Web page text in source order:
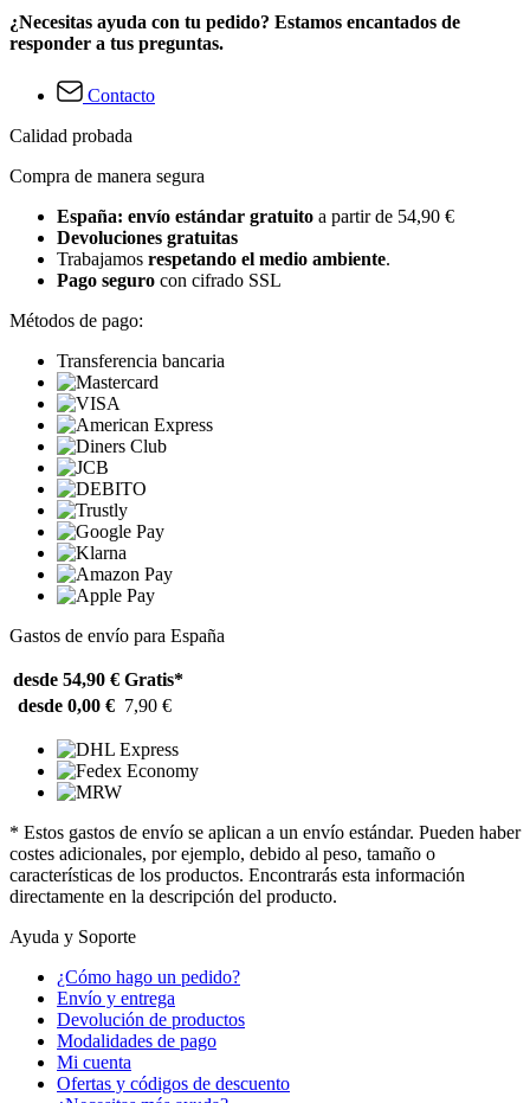
¿Necesitas ayuda con tu pedido? Estamos encantados de
responder a tus preguntas.
Contacto
Calidad probada
Compra de manera segura
España: envío estándar gratuito a partir de 54,90 €
Devoluciones gratuitas
Trabajamos respetando el medio ambiente.
Pago seguro con cifrado SSL
Métodos de pago:
Transferencia bancaria
Gastos de envío para España
desde 54,90 € Gratis*
desde 0,00 € 7,90 €
* Estos gastos de envío se aplican a un envío estándar. Pueden haber
costes adicionales, por ejemplo, debido al peso, tamaño o
características de los productos. Encontrarás esta información
directamente en la descripción del producto.
Ayuda y Soporte
¿Cómo hago un pedido?
Envío y entrega
Devolución de productos
Modalidades de pago
Mi cuenta
Ofertas y códigos de descuento